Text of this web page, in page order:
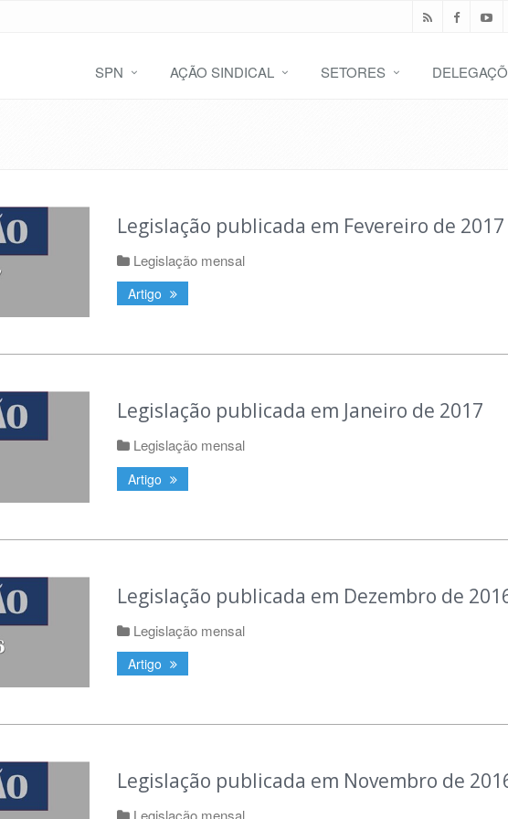
SPN AÇÃO SINDICAL SETORES
Legislação publicada em Fevereiro de 2017
Legislação mensal
Artigo
Legislação publicada em Janeiro de 2017
Legislação mensal
Artigo
Legislação publicada em Dezembro de
Legislação mensal
Artigo
Legislação publicada em Novembro de